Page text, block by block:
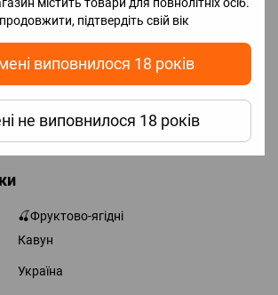
підтвердіть свій вік
виповнилося 18 років
не виповнилося 18 років
відразу.
рідини:
🍒Фруктово-ягідні
Кавун
Україна